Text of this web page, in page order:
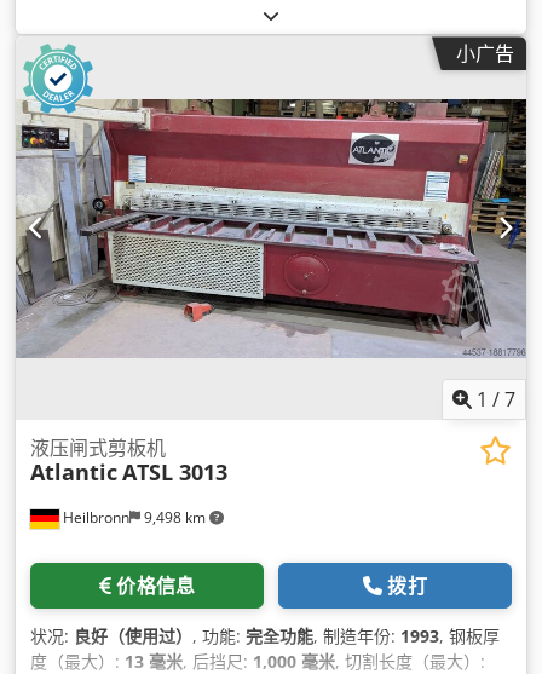
小广告
1 /7
Heilbronn 9,498 km
液压闸式剪板机
AtlanticATSL 3013
价格信息 拨打
状况: 良好（使用过） , 功能: 完全功能, 制造年份: 1993, 钢板厚
度（最大）: 13 毫米, 后挡尺: 1,000 毫米, 切割长度（最大）: